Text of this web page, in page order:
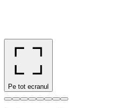
Pe tot ecranul